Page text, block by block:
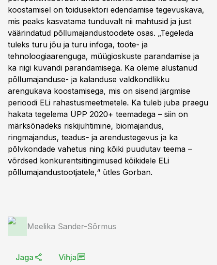
koostamisel on toidusektori edendamise tegevuskava,
mis peaks kasvatama tunduvalt nii mahtusid ja just
väärindatud põllumajandustoodete osas. „Tegeleda
tuleks turu jõu ja turu infoga, toote- ja
tehnoloogiaarenguga, müügioskuste parandamise ja
ka riigi kuvandi parandamisega. Ka oleme alustanud
põllumajanduse- ja kalanduse valdkondlikku
arengukava koostamisega, mis on sisend järgmise
perioodi ELi rahastusmeetmetele. Ka tuleb juba praegu
hakata tegelema ÜPP 2020+ teemadega – siin on
märksõnadeks riskijuhtimine, biomajandus,
ringmajandus, teadus- ja arendustegevus ja ka
põlvkondade vahetus ning kõiki puudutav teema –
võrdsed konkurentsitingimused kõikidele ELi
põllumajandustootjatele,“ ütles Gorban.
Meelika Sander-Sõrmus
Jaga Vihja